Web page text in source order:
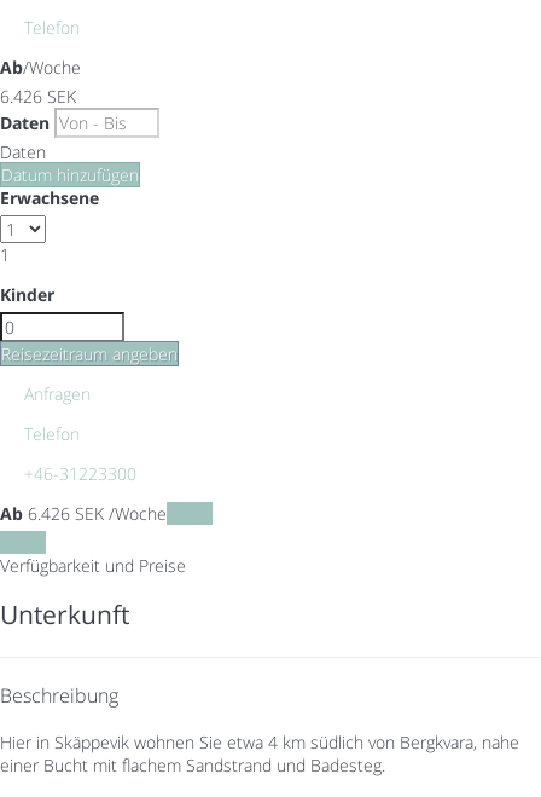
Telefon
Ab/Woche
6.426 SEK
Daten
Daten
Datum hinzufügen
Erwachsene
1
Kinder
Reisezeitraum angeben
Anfragen
Telefon
+46-31223300
Ab 6.426 SEK /Woche
Verfügbarkeit und Preise
Unterkunft
Beschreibung
Hier in Skäppevik wohnen Sie etwa 4 km südlich von Bergkvara, nahe
einer Bucht mit flachem Sandstrand und Badesteg.